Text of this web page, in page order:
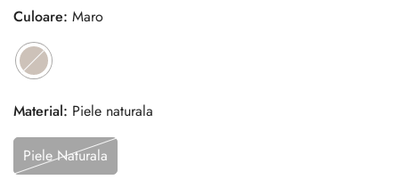
Culoare: Maro
Material: Piele naturala
Piele Naturala